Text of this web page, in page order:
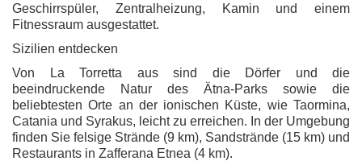
Geschirrspüler, Zentralheizung, Kamin und einem
Fitnessraum ausgestattet.
Sizilien entdecken
Von La Torretta aus sind die Dörfer und die
beeindruckende Natur des Ätna-Parks sowie die
beliebtesten Orte an der ionischen Küste, wie Taormina,
Catania und Syrakus, leicht zu erreichen. In der Umgebung
finden Sie felsige Strände (9 km), Sandstrände (15 km) und
Restaurants in Zafferana Etnea (4 km).